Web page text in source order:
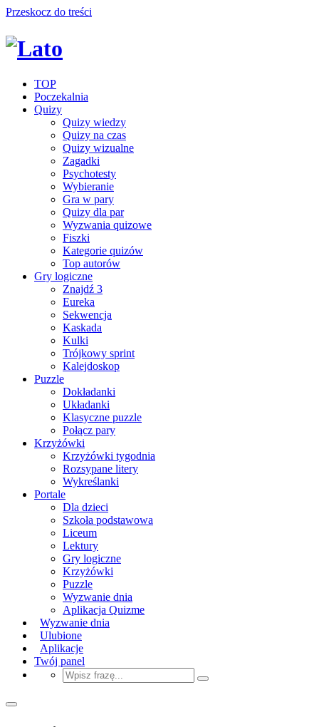
Przeskocz do treści
TOP
Poczekalnia
Quizy
Quizy wiedzy
Quizy na czas
Quizy wizualne
Zagadki
Psychotesty
Wybieranie
Gra w pary
Quizy dla par
Wyzwania quizowe
Fiszki
Kategorie quizów
Top autorów
Gry logiczne
Znajdź 3
Eureka
Sekwencja
Kaskada
Kulki
Trójkowy sprint
Kalejdoskop
Puzzle
Dokładanki
Układanki
Klasyczne puzzle
Połącz pary
Krzyżówki
Krzyżówki tygodnia
Rozsypane litery
Wykreślanki
Portale
Dla dzieci
Szkoła podstawowa
Liceum
Lektury
Gry logiczne
Krzyżówki
Puzzle
Wyzwanie dnia
Aplikacja Quizme
Wyzwanie dnia
Ulubione
Aplikacje
Twój panel